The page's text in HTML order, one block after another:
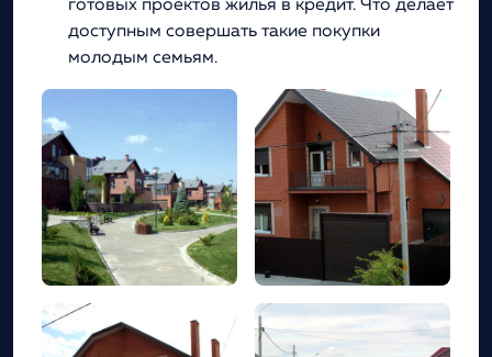
готовых проектов жилья в кредит. Что делает
доступным совершать такие покупки
молодым семьям.